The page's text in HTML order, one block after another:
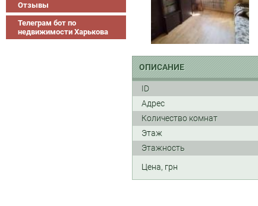
Отзывы
Телеграм бот по
недвижимости Харькова
ОПИСАНИЕ
ID
Адрес
Количество комнат
Этаж
Этажность
Цена, грн